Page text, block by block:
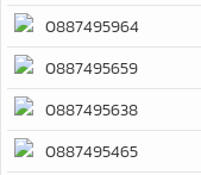
0887495964
0887495659
0887495638
0887495465